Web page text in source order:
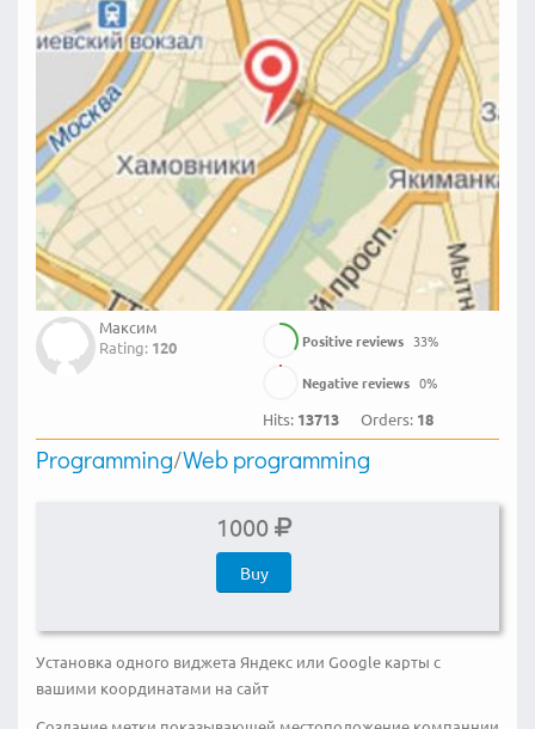
Максим
Rating: 120 Positive reviews 33%
Negative reviews 0%
Hits: 13713 Orders: 18
Programming/Web programming
1000
Buy
Установка одного виджета Яндекс или Google карты с
вашими координатами на сайт